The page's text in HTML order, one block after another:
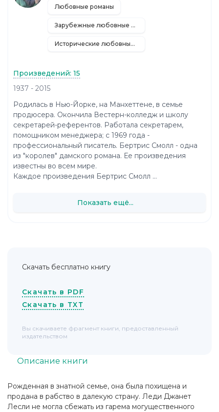
Рожденная в знатной семье, она была похищена и
продана в рабство в далекую страну. Леди Джанет
Лесли не могла сбежать из гарема могущественного
Описание книги
Любовные романы
Зарубежные любовные романы
Исторические любовные романы
Произведений: 15
1937 - 2015
Родилась в Нью-Йорке, на Манхеттене, в семье
продюсера. Окончила Вестерн-колледж и школу
секретарей-референтов. Работала секретарем,
помощником менеджера; с 1969 года -
профессиональный писатель. Бертрис Смолл - одна
из "королев" дамского романа. Ее произведения
известны во всем мире.
Каждое произведения Бертрис Смолл ...
Показать ещё...
Скачать бесплатно книгу
Скачать в PDF
Скачать в TXT
Вы скачиваете фрагмент книги, предоставленный
издательством